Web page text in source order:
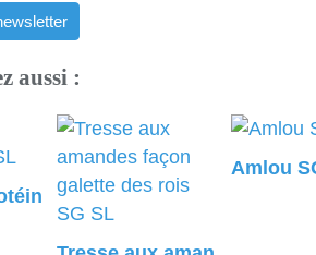
aussi :
Amlou